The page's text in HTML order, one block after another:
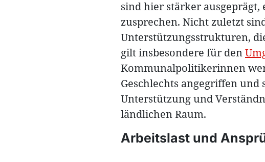
sind hier stärker
zusprechen. Nicht zuletzt
Unterstützungsstrukturen,
gilt insbesondere für den
Kommunalpolitikerinnen
Geschlechts angegriffen
Unterstützung und
ländlichen Raum.
Arbeitslast und